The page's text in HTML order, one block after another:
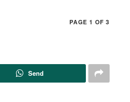
PAGE 1 OF 3
Send